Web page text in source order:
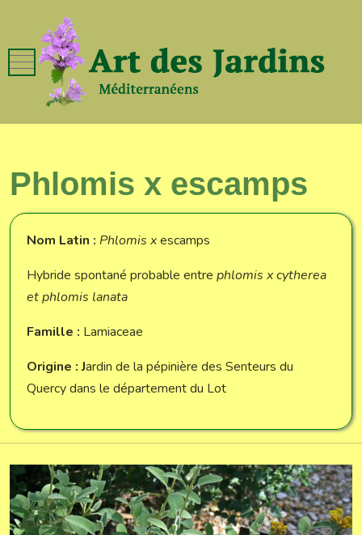
Mobile Menu Toggle
Phlomis x escamps
Nom Latin : Phlomis xescamps
Hybride spontané probable entre phlomis x cytherea
et phlomis lanata
Famille : Lamiaceae
Origine : Jardin de la pépinière des Senteurs du
Quercy dans le département du Lot